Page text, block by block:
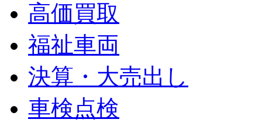
高価買取
福祉車両
決算・大売出し
車検点検